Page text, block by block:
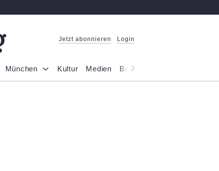
Jetzt abonnieren Login
München Kultur Medien Bayern